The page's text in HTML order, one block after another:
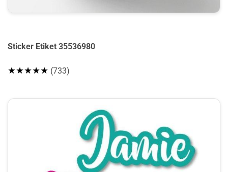
Sticker Etiket 35536980
★★★★★ (733)